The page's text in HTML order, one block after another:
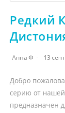
Редкий
Анна Ф 13
Добро
серию от
предназначен